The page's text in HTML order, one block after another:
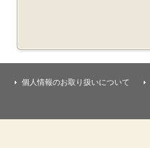
個人情報のお取り扱いについて